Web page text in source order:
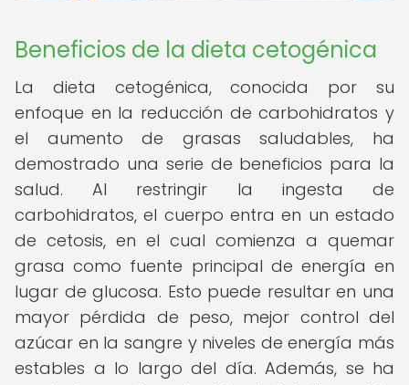
Beneficios de la dieta cetogénica
La dieta cetogénica, conocida por su
enfoque en la reducción de carbohidratos y
el aumento de grasas saludables, ha
demostrado una serie de beneficios para la
salud. Al restringir la ingesta de
carbohidratos, el cuerpo entra en un estado
de cetosis, en el cual comienza a quemar
grasa como fuente principal de energía en
lugar de glucosa. Esto puede resultar en una
mayor pérdida de peso, mejor control del
azúcar en la sangre y niveles de energía más
estables a lo largo del día. Además, se ha